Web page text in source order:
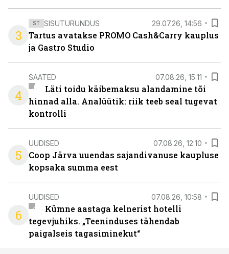
3
ST SISUTURUNDUS 29.07.26, 14:56
Tartus avatakse PROMO Cash&Carry kauplus
ja Gastro Studio
4
SAATED 07.08.26, 15:11
Läti toidu käibemaksu alandamine tõi
hinnad alla. Analüütik: riik teeb seal tugevat
kontrolli
5
UUDISED 07.08.26, 12:10
Coop Järva uuendas sajandivanuse kaupluse
kopsaka summa eest
6
UUDISED 07.08.26, 10:58
Kümne aastaga kelnerist hotelli
tegevjuhiks. „Teeninduses tähendab
paigalseis tagasiminekut“